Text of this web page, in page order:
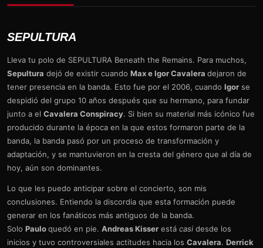
SEPULTURA
Lleva tu polo de SEPULTURA Beneath the Remains. Para muchos,
Sepultura dejó de existir cuando Max e Igor Cavalera dejaron de
tener presencia en la banda. Esto fue por el 2006, cuando Igor se
despidió del grupo 10 años después que su hermano, para fundar
junto a el Cavalera Conspiracy. Si bien su material más icónico fue
producido durante la época en la que estos formaron parte de la
banda, la banda pasó por un proceso de transformación y
adaptación, y se mantuvieron en la cresta del género que al día de
hoy, aún son dominantes.
Lo que les puedo anticipar sobre el concierto, son mis
conclusiones. Entiendo la discordia que esta formación puede
generar en los fanáticos más antiguos de la banda.
Solo Pauloquedó en pie. Andreas Kisser está casi desde los
inicios y tuvo controversiales actitudes hacia los Cavalera. Derrick